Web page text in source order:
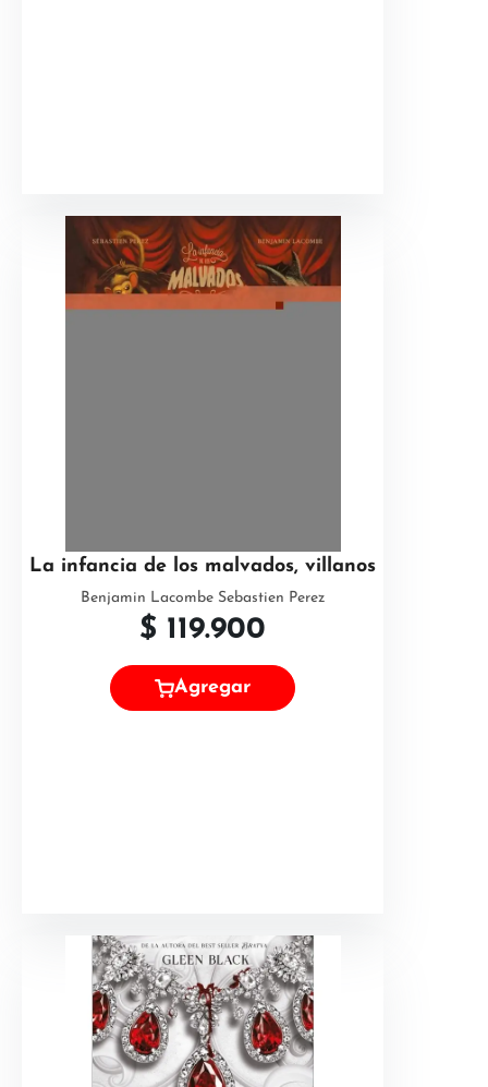
La infancia de los malvados, villanos
Benjamin Lacombe Sebastien Perez
$ 119.900
Agregar